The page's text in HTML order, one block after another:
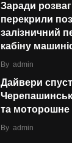
Заради
перекрили
залізничний
кабіну
By admin
Дайвери
та моторошне
By admin